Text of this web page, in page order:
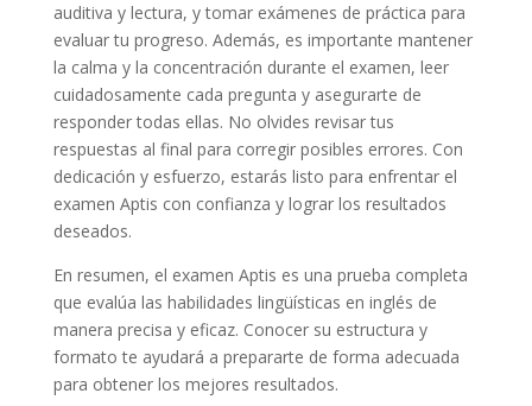
auditiva y lectura, y tomar exámenes de práctica para
evaluar tu progreso. Además, es importante mantener
la calma y la concentración durante el examen, leer
cuidadosamente cada pregunta y asegurarte de
responder todas ellas. No olvides revisar tus
respuestas al final para corregir posibles errores. Con
dedicación y esfuerzo, estarás listo para enfrentar el
examen Aptis con confianza y lograr los resultados
deseados.
En resumen, el examen Aptis es una prueba completa
que evalúa las habilidades lingüísticas en inglés de
manera precisa y eficaz. Conocer su estructura y
formato te ayudará a prepararte de forma adecuada
para obtener los mejores resultados.